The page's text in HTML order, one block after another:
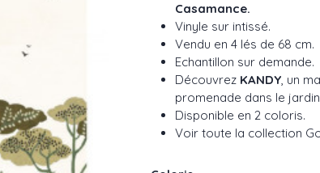
Casamance.
Vinyle sur intissé.
Vendu en 4 lés de 68 cm.
Echantillon sur demande.
Découvrez KANDY, un
promenade dans le
Disponible en 2 coloris.
Voir toute la collection